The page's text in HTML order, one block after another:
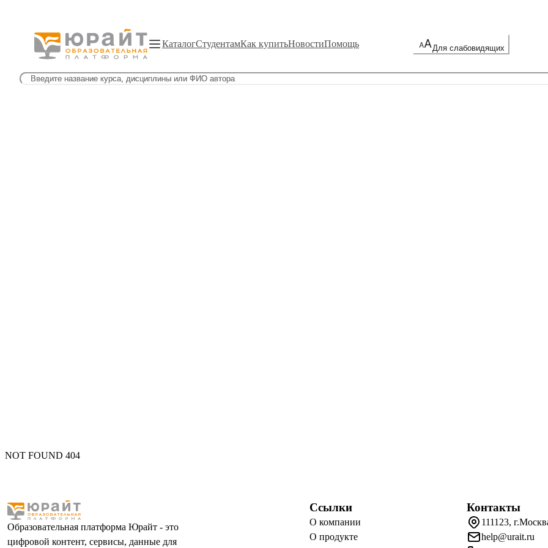
КаталогСтудентамКак купитьНовостиПомощь Для слабовидящих
NOT FOUND 404
Образовательная платформа Юрайт - это
цифровой контент, сервисы, данные для
Ссылки
О компании
О продукте
Контакты
111123,
help@urait.ru